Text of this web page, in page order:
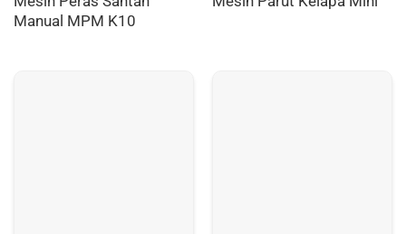
Manual MPM K10